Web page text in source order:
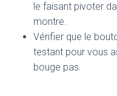
le faisant pivoter
montre.
Vérifier que le
testant pour vous
bouge pas.